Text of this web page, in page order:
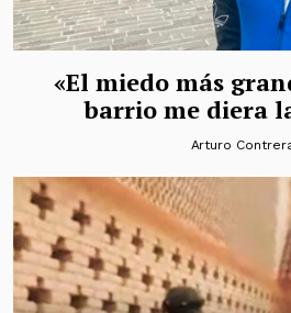
«El miedo más
barrio me diera
Arturo